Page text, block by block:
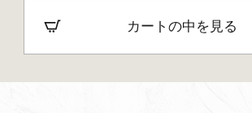
カートの中を見る